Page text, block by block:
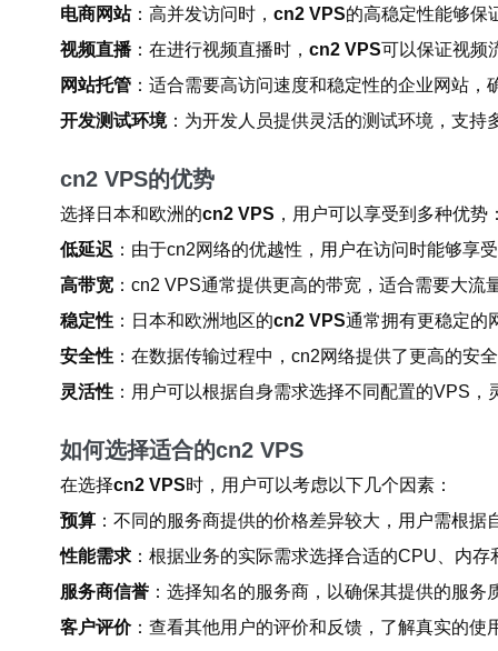
电商网站：高并发访问时， cn2 VPS的高稳定性能够保
视频直播：在进行视频直播时， cn2 VPS可以保证视频
网站托管 ：适合需要高访问速度和稳定性的企业网站，
开发测试环境：为开发人员提供灵活的测试环境，支持
cn2 VPS的优势
选择日本和欧洲的cn2 VPS ，用户可以享受到多种优势
低延迟 ：由于cn2网络的优越性，用户在访问时能够享
高带宽 ：cn2 VPS通常提供更高的带宽，适合需要大
稳定性 ：日本和欧洲地区的cn2 VPS通常拥有更稳定的
安全性 ：在数据传输过程中，cn2网络提供了更高的安
灵活性 ：用户可以根据自身需求选择不同配置的VPS，
如何选择适合的cn2 VPS
在选择cn2 VPS时，用户可以考虑以下几个因素：
预算 ：不同的服务商提供的价格差异较大，用户需根据
性能需求 ：根据业务的实际需求选择合适的CPU、内存
服务商信誉 ：选择知名的服务商，以确保其提供的服务
客户评价：查看其他用户的评价和反馈，了解真实的使